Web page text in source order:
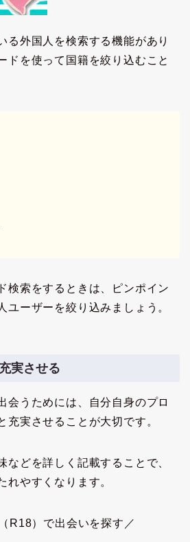
る外国人を検索する機能があり
ドを使って国籍を絞り込むこと
検索をするときは、ピンポイン
ユーザーを絞り込みましょう。
実させる
会うためには、自分自身のプロ
充実させることが大切です。
などを詳しく記載することで、
れやすくなります。
R18）で出会いを探す／